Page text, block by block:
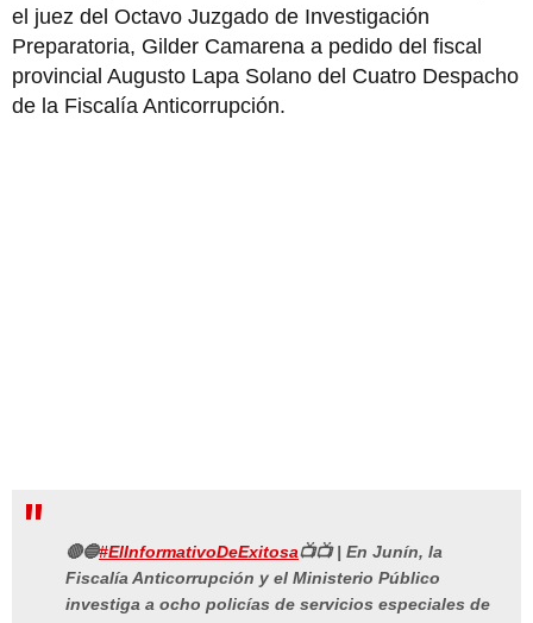
el juez del Octavo Juzgado de Investigación
Preparatoria, Gilder Camarena a pedido del fiscal
provincial Augusto Lapa Solano del Cuatro Despacho
de la Fiscalía Anticorrupción.
🔴🔵#ElInformativoDeExitosa📺📺 | En Junín, la
Fiscalía Anticorrupción y el Ministerio Público
investiga a ocho policías de servicios especiales de